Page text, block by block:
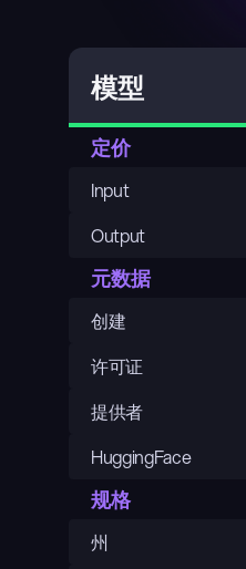
模型
定价
Input
Output
元数据
创建
许可证
提供者
HuggingFace
规格
州